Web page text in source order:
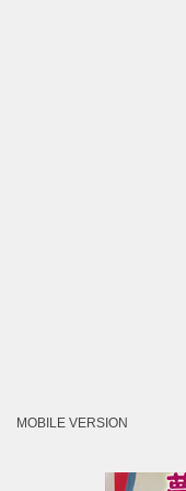
MOBILE VERSION